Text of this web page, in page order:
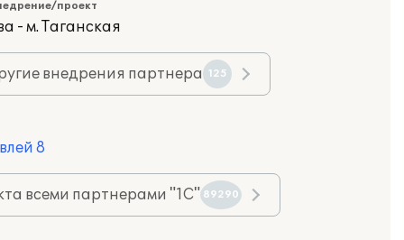
проект
- м. Таганская
внедрения партнера 125
8
всеми партнерами "1С" 89290